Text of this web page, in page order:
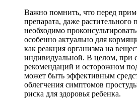
Важно помнить, что перед
препарата, даже растительного
необходимо
особенно актуально для
как реакция организма на
индивидуальной. В целом, при
рекомендаций и осторожном
может быть эффективным
облегчения симптомов
риска для здоровья ребенка.